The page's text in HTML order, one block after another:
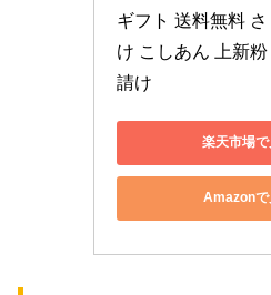
ギフト 送料無料
け こしあん 上新
請け
楽天市場で
Amazonで